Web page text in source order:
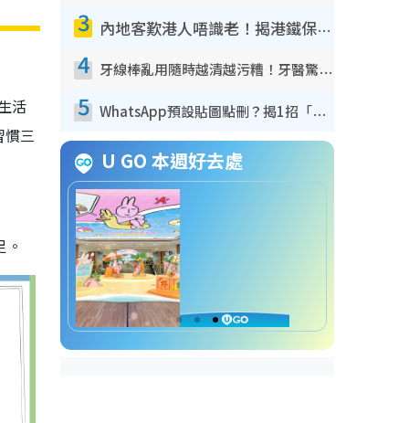
活
三
3 內地客歎港人唔識老！揭港鐵保鮮級冷氣 港人求放過：咪投訴
4 牙線棒亂用隨時越清越污糟！牙醫驚揭盲目過戶細菌恐致蛀牙：呢種先係日常真保養
5 WhatsApp預設貼圖點刪？揭1招「反向操作」還原簡潔介面 附3步實測教學
U GO 本週好去處